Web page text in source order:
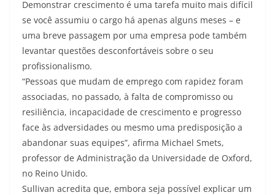
Demonstrar crescimento é uma tarefa muito mais difícil
se você assumiu o cargo há apenas alguns meses – e
uma breve passagem por uma empresa pode também
levantar questões desconfortáveis sobre o seu
profissionalismo.
“Pessoas que mudam de emprego com rapidez foram
associadas, no passado, à falta de compromisso ou
resiliência, incapacidade de crescimento e progresso
face às adversidades ou mesmo uma predisposição a
abandonar suas equipes”, afirma Michael Smets,
professor de Administração da Universidade de Oxford,
no Reino Unido.
Sullivan acredita que, embora seja possível explicar um